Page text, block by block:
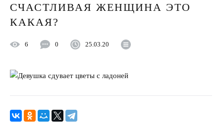
СЧАСТЛИВАЯ ЖЕНЩИНА ЭТО
КАКАЯ?
6 0 25.03.20
Лучшие статьи
Улучшить отношения с мужем